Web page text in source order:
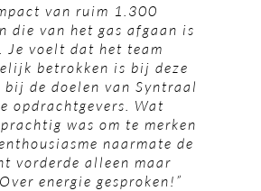
van ruim 1.300
die van het gas afgaan is
Je voelt dat het team
betrokken is bij deze
bij de doelen van Syntraal
opdrachtgevers. Wat
was om te merken
naarmate de
vorderde alleen maar
energie gesproken!”